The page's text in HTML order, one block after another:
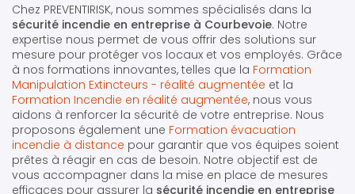
Chez PREVENTIRISK, nous sommes spécialisés dans la
sécurité incendie en entreprise à Courbevoie. Notre
expertise nous permet de vous offrir des solutions sur
mesure pour protéger vos locaux et vos employés. Grâce
à nos formations innovantes, telles que la Formation
Manipulation Extincteurs - réalité augmentée et la
Formation Incendie en réalité augmentée, nous vous
aidons à renforcer la sécurité de votre entreprise. Nous
proposons également une Formation évacuation
incendie à distance pour garantir que vos équipes soient
prêtes à réagir en cas de besoin. Notre objectif est de
vous accompagner dans la mise en place de mesures
efficaces pour assurer la sécurité incendie en entreprise